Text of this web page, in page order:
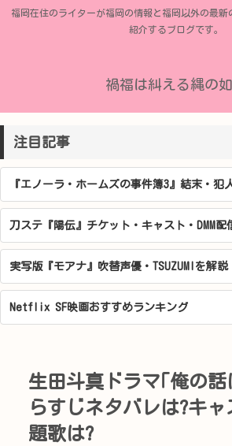
福岡在住のライターが福岡の情報と福岡以外の最新
紹介するブログです。
禍福は糾える縄の
注目記事
『エノーラ・ホームズの事件簿3』結末・犯
刀ステ『陽伝』チケット・キャスト・DMM配
実写版『モアナ』吹替声優・TSUZUMIを解説
Netflix SF映画おすすめランキング
生田斗真ドラマ｢俺の話
らすじネタバレは?キャ
題歌は?